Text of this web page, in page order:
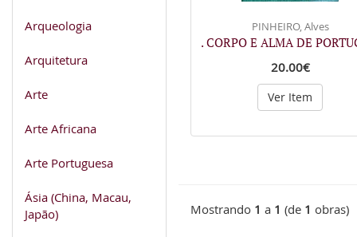
Arqueologia
Arquitetura
Arte
Arte Africana
Arte Portuguesa
Ásia (China, Macau,
Japão)
PINHEIRO, Alves
. CORPO E ALMA DE
20.00€
Ver Item
Mostrando 1 a 1 (de 1 obras)